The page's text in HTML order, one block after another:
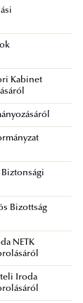
Kabinet
Biztonsági
Bizottság
NETK
Iroda